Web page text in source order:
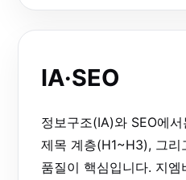
IA·SEO
정보구조(IA)와 SEO에
제목 계층(H1~H3), 그리
품질이 핵심입니다. 지